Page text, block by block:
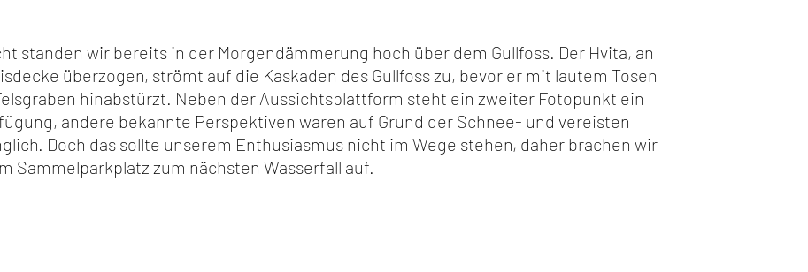
standen wir bereits in der Morgendämmerung hoch über dem Gullfoss. Der Hvita, an
überzogen, strömt auf die Kaskaden des Gullfoss zu, bevor er mit lautem Tosen
hinabstürzt. Neben der Aussichtsplattform steht ein zweiter Fotopunkt ein
andere bekannte Perspektiven waren auf Grund der Schnee- und vereisten
Doch das sollte unserem Enthusiasmus nicht im Wege stehen, daher brachen wir
Sammelparkplatz zum nächsten Wasserfall auf.